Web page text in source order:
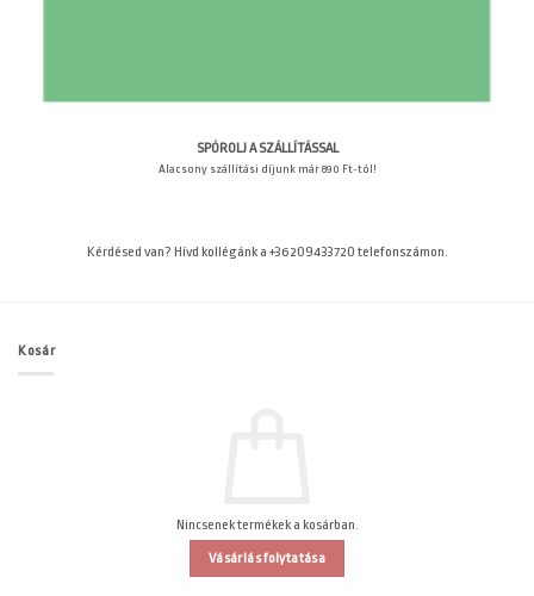
SPÓROLJ A SZÁLLÍTÁSSAL
Alacsony szállítási díjunk már 890 Ft-tól!
Kérdésed van? Hívd kollégánk a +36209433720 telefonszámon.
Kosár
Nincsenek termékek a kosárban.
Vásárlás folytatása